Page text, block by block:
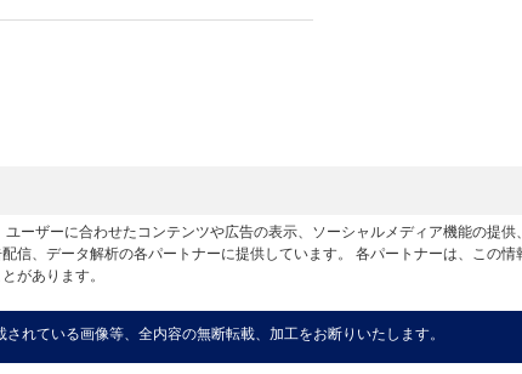
ーザーに合わせたコンテンツや広告の表示、ソーシャルメディア機能の提
信、データ解析の各パートナーに提供しています。 各パートナーは、この
があります。
れている画像等、全内容の無断転載、加工をお断りいたします。